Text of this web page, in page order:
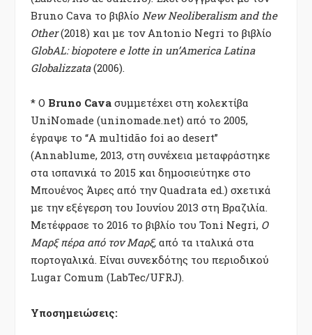
Bruno Cava το βιβλίο New Neoliberalism and the
Other(2018) και με τον Antonio Negri το βιβλίο
GlobAL: biopotere e lotte in un’America Latina
Globalizzata(2006).
* Ο Bruno Cava συμμετέχει στη κολεκτίβα
UniNomade (uninomade.net) από το 2005,
έγραψε το “A multidão foi ao desert”
(Annablume, 2013, στη συνέχεια μεταφράστηκε
στα ισπανικά το 2015 και δημοσιεύτηκε στο
Μπουένος Άιρες από την Quadrata ed.) σχετικά
με την εξέγερση του Ιουνίου 2013 στη Βραζιλία.
Μετέφρασε το 2016 το βιβλίο του Toni Negri, Ο
Μαρξ πέρα ​​από τον Μαρξ, από τα ιταλικά στα
πορτογαλικά. Είναι συνεκδότης του περιοδικού
Lugar Comum (LabTec/UFRJ).
Υποσημειώσεις: